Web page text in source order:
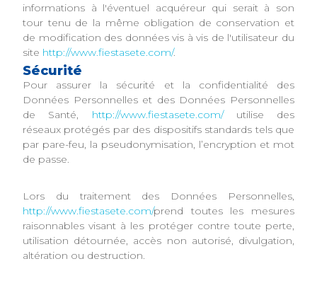
informations à l'éventuel acquéreur qui serait à son
tour tenu de la même obligation de conservation et
de modification des données vis à vis de l'utilisateur du
site http://www.fiestasete.com/.
Sécurité
Pour assurer la sécurité et la confidentialité des
Données Personnelles et des Données Personnelles
de Santé, http://www.fiestasete.com/utilise des
réseaux protégés par des dispositifs standards tels que
par pare-feu, la pseudonymisation, l’encryption et mot
de passe.
Lors du traitement des Données Personnelles,
http://www.fiestasete.com/prend toutes les mesures
raisonnables visant à les protéger contre toute perte,
utilisation détournée, accès non autorisé, divulgation,
altération ou destruction.